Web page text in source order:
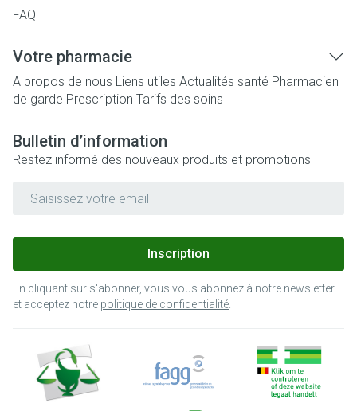
FAQ
Votre pharmacie
A propos de nous Liens utiles Actualités santé Pharmacien
de garde Prescription Tarifs des soins
Bulletin d’information
Restez informé des nouveaux produits et promotions
Inscription
En cliquant sur s'abonner, vous vous abonnez à notre newsletter
et acceptez notre politique de confidentialité